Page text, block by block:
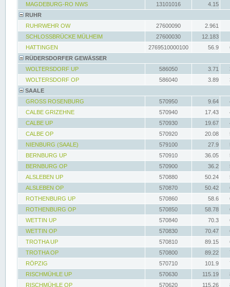
MAGDEBURG-RO NWS
13101016
4.15
RUHR
RUHRWEHR OW
27600090
2.961
SCHLOSSBRÜCKE MÜLHEIM
27600030
12.183
HATTINGEN
2769510000100 56.9
RÜDERSDORFER GEWÄSSER
WOLTERSDORF UP
586050 3.71
WOLTERSDORF OP
586040 3.89
SAALE
GROSS ROSENBURG
570950 9.64
CALBE GRIZEHNE
570940 17.43
CALBE UP
570930 19.67
CALBE OP
570920 20.08
NIENBURG (SAALE)
579100 27.9
BERNBURG UP
570910 36.05
BERNBURG OP
570900 36.2
ALSLEBEN UP
570880 50.24
ALSLEBEN OP
570870 50.42
ROTHENBURG UP
570860 58.6
ROTHENBURG OP
570850 58.78
WETTIN UP
570840 70.3
WETTIN OP
570830 70.47
TROTHA UP
570810 89.15
TROTHA OP
570800 89.22
RÖPZIG
570710 101.9
RISCHMÜHLE UP
570630 115.19
RISCHMÜHLE OP
570620 115.26